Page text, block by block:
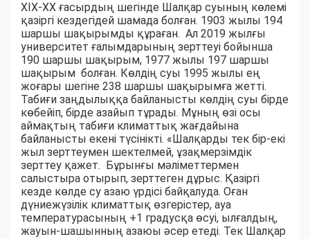
ХІХ-ХХ ғасырдың шегінде Шалқар суының көлемі
қазіргі кездегідей шамада болған. 1903 жылы 194
шаршы шақырымды құраған. Ал 2019 жылғы
университет ғалымдарының зерттеуі бойынша
190 шаршы шақырым, 1977 жылы 197 шаршы
шақырым болған. Көлдің суы 1995 жылы ең
жоғары шегіне 238 шаршы шақырымға жетті.
Табиғи заңдылыққа байланысты көлдің суы бірде
көбейіп, бірде азайып тұрады. Мұның өзі осы
аймақтың табиғи климаттық жағдайына
байланысты екені түсінікті. «Шалқарды тек бір-екі
жыл зерттеумен шектелмей, ұзақмерзімдік
зерттеу қажет. Бұрынғы мәліметтермен
салыстыра отырып, зерттеген дұрыс. Қазіргі
кезде көлде су азаю үрдісі байқалуда. Оған
дүниежүзілік климаттық өзгерістер, ауа
температурасының +1 градусқа өсуі, ылғалдың,
жауын-шашынның азаюы әсер етеді. Тек Шалқар